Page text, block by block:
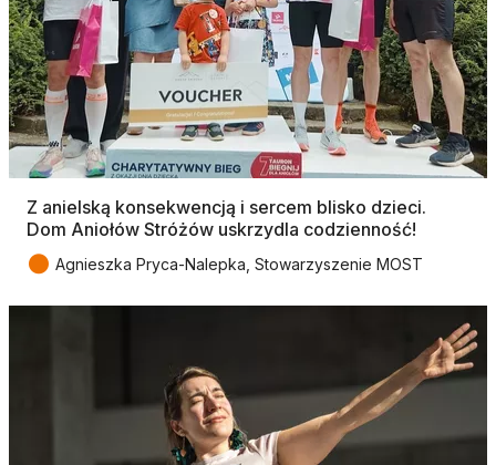
Z anielską konsekwencją i sercem blisko dzieci.
Dom Aniołów Stróżów uskrzydla codzienność!
● Agnieszka Pryca-Nalepka, Stowarzyszenie MOST